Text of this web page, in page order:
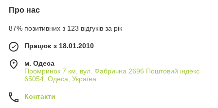
Про нас
87% позитивних з 123 відгуків за рік
Працює з 18.01.2010
м. Одеса
Промринок 7 км, вул. Фабрична 2696 Поштовий індекс
65054, Одеса, Україна
Контакти